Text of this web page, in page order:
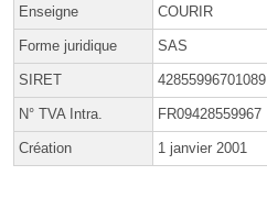
Enseigne COURIR
Forme juridique SAS
SIRET 42855996701089
N° TVA Intra. FR09428559967
Création 1 janvier 2001